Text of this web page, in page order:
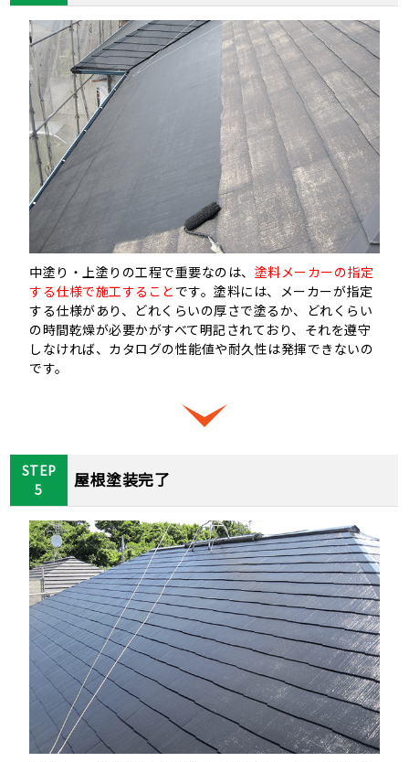
中塗り・上塗りの工程で重要なのは、 塗料メーカーの指定
する仕様で施工すること です。塗料には、メーカーが指定
する仕様があり、どれくらいの厚さで塗るか、どれくらい
の時間乾燥が必要かがすべて明記されており、それを遵守
しなければ、カタログの性能値や耐久性は発揮できないの
です。
STEP
5
屋根塗装完了